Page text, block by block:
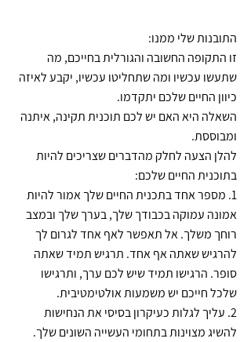
התובנות שלי ממנו:
זו התקופה החשובה והגורלית בחייכם, מה
שתעשו עכשיו ומה שתחליטו עכשיו, יקבע לאיזה
כיוון החיים שלכם יתקדמו.
השאלה היא האם יש לכם תוכנית תקינה, איתנה
ומבוססת.
להלן הצעה לחלק מהדברים שצריכים להיות
בתוכנית החיים שלכם:
1. מספר אחד בתכנית החיים שלך אמור להיות
אמונה עמוקה בכבודך שלך, בערך שלך ובמצב
רוחך משלך. אל תאפשר לאף אחד לגרום לך
להרגיש שאתה אף אחד. תרגיש תמיד שאתה
סופר. הרגישו תמיד שיש לכם ערך, ותרגישו
שלכל חייכם יש משמעות אולטימטיבית.
2. עליך לגלות כעיקרון בסיסי את הנחישות
להשיג מצוינות בתחומי העשייה השונים שלך.